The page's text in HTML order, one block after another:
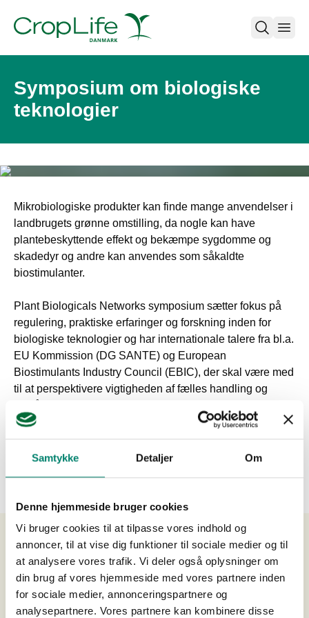
Samtykke Detaljer Om
Denne hjemmeside bruger cookies
Vi bruger cookies til at tilpasse vores indhold og
annoncer, til at vise dig funktioner til sociale medier og til
at analysere vores trafik. Vi deler også oplysninger om
din brug af vores hjemmeside med vores partnere inden
for sociale medier, annonceringspartnere og
analysepartnere. Vores partnere kan kombinere disse
open
Symposium om biologiske
teknologier
Mikrobiologiske produkter kan finde mange anvendelser i
landbrugets grønne omstilling, da nogle kan have
plantebeskyttende effekt og bekæmpe sygdomme og
skadedyr og andre kan anvendes som såkaldte
biostimulanter.
Plant Biologicals Networks symposium sætter fokus på
regulering, praktiske erfaringer og forskning inden for
biologiske teknologier og har internationale talere fra bl.a.
EU Kommission (DG SANTE) og European
Biostimulants Industry Council (EBIC), der skal være med
til at perspektivere vigtigheden af fælles handling og
regulering af disse vigtige løsninger.
Yderligere information om arrangementet hos
Plant
Dato:14.11.2024
Sted:Copenhagen Plant Science Centre, Bülowsvej
21A, Frederiksberg, 1870